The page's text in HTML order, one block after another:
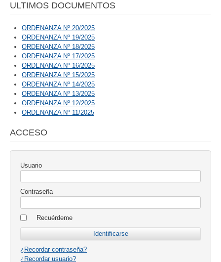
ULTIMOS DOCUMENTOS
ORDENANZA Nº 20/2025
ORDENANZA Nº 19/2025
ORDENANZA Nº 18/2025
ORDENANZA Nº 17/2025
ORDENANZA Nº 16/2025
ORDENANZA Nº 15/2025
ORDENANZA Nº 14/2025
ORDENANZA Nº 13/2025
ORDENANZA Nº 12/2025
ORDENANZA Nº 11/2025
ACCESO
Usuario
Contraseña
Recuérdeme
¿Recordar contraseña?
¿Recordar usuario?